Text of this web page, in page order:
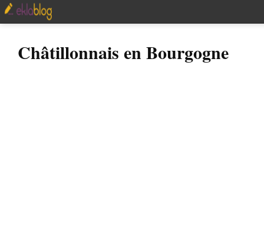
Châtillonnais en Bourgogne